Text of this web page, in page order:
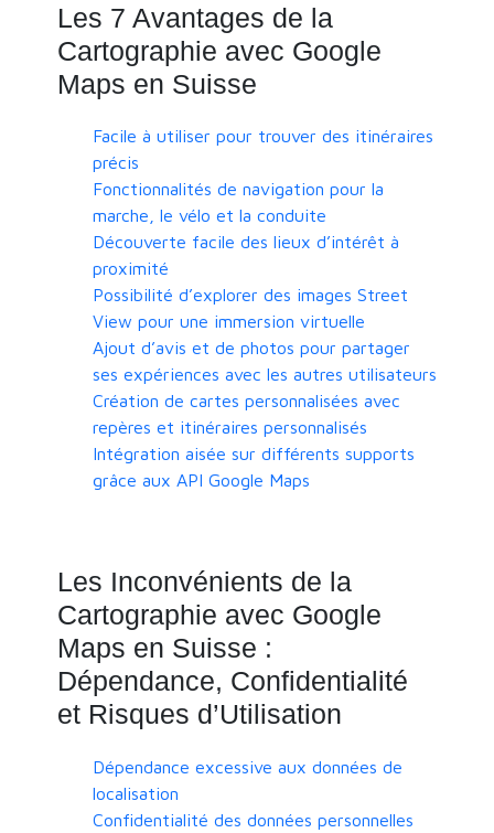
Les 7 Avantages de la
Cartographie avec Google
Maps en Suisse
Facile à utiliser pour trouver des itinéraires
précis
Fonctionnalités de navigation pour la
marche, le vélo et la conduite
Découverte facile des lieux d’intérêt à
proximité
Possibilité d’explorer des images Street
View pour une immersion virtuelle
Ajout d’avis et de photos pour partager
ses expériences avec les autres utilisateurs
Création de cartes personnalisées avec
repères et itinéraires personnalisés
Intégration aisée sur différents supports
grâce aux API Google Maps
Les Inconvénients de la
Cartographie avec Google
Maps en Suisse :
Dépendance, Confidentialité
et Risques d’Utilisation
Dépendance excessive aux données de
localisation
Confidentialité des données personnelles